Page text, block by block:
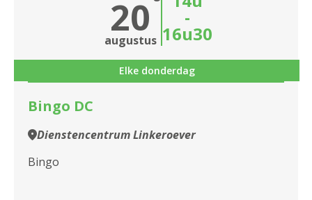
20
augustus
-
16u30
Elke donderdag
Bingo DC
Dienstencentrum Linkeroever
Bingo